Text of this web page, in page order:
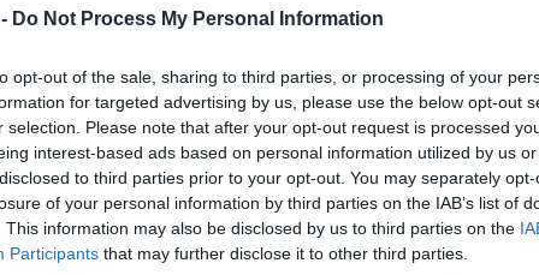
Do Not Process My Personal Information
opt-out of the sale, sharing to third parties, or processing of your
for targeted advertising by us, please use the below opt-out
selection. Please note that after your opt-out request is processed
interest-based ads based on personal information utilized by us
to third parties prior to your opt-out. You may separately
of your personal information by third parties on the IAB’s list of
This information may also be disclosed by us to third parties on the
Participants that may further disclose it to other third parties.
gólyát
Egy fiatal gólyát észleltek július 14-én,
délután Kóka egyik legforgalmasabb részén,
a Zsámboki úton. A madár valószínűleg
kiesett a fészkéből és sérült szárnyával már